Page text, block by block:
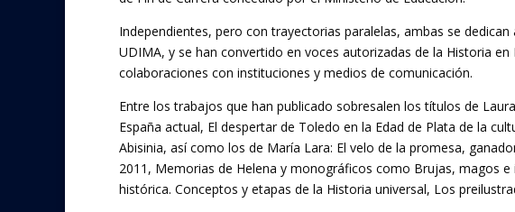
Independientes, pero con trayectorias paralelas, ambas se
UDIMA, y se han convertido en voces autorizadas de la Historia
colaboraciones con instituciones y medios de comunicación.
Entre los trabajos que han publicado sobresalen los títulos de
España actual, El despertar de Toledo en la Edad de Plata de la
Abisinia, así como los de María Lara: El velo de la promesa,
2011, Memorias de Helena y monográficos como Brujas, magos e
histórica. Conceptos y etapas de la Historia universal, Los